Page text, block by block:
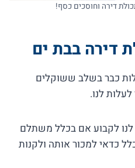
דירה וחוסכים כסף!
דירה בבת ים
כבר בשלב ששוקלים
לנו.
לקבוע אם בכלל משתלם
כדאי למכור אותה ולקנות